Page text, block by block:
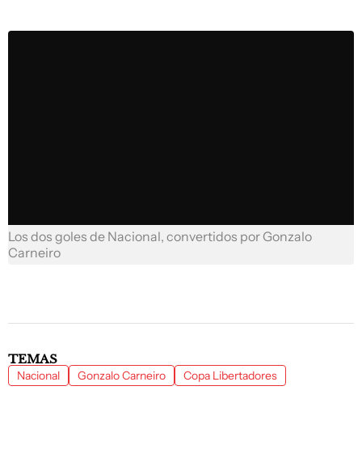
Los dos goles de Nacional, convertidos por Gonzalo
Carneiro
TEMAS
Nacional Gonzalo Carneiro Copa Libertadores